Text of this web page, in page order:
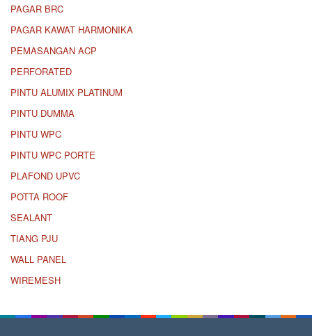
PAGAR BRC
PAGAR KAWAT HARMONIKA
PEMASANGAN ACP
PERFORATED
PINTU ALUMIX PLATINUM
PINTU DUMMA
PINTU WPC
PINTU WPC PORTE
PLAFOND UPVC
POTTA ROOF
SEALANT
TIANG PJU
WALL PANEL
WIREMESH